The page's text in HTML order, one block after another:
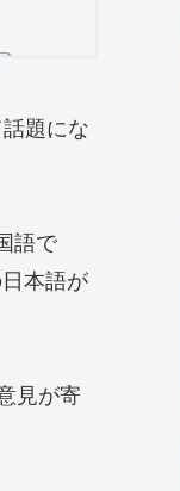
題にな
語で
本語が
見が寄